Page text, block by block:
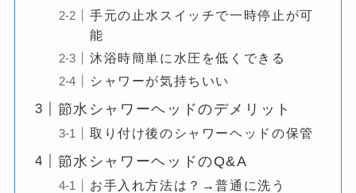
手元の止水スイッチで一時停止が可
能
沐浴時簡単に水圧を低くできる
シャワーが気持ちいい
節水シャワーヘッドのデメリット
取り付け後のシャワーヘッドの保管
節水シャワーヘッドのQ&A
お手入れ方法は？→普通に洗う